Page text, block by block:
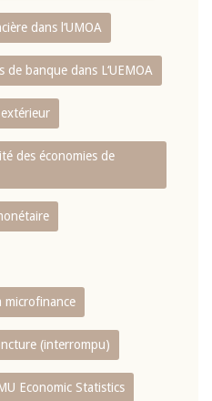
dans l‘UMOA
banque dans L‘UEMOA
des économies de
microfinance
(interrompu)
Economic Statistics